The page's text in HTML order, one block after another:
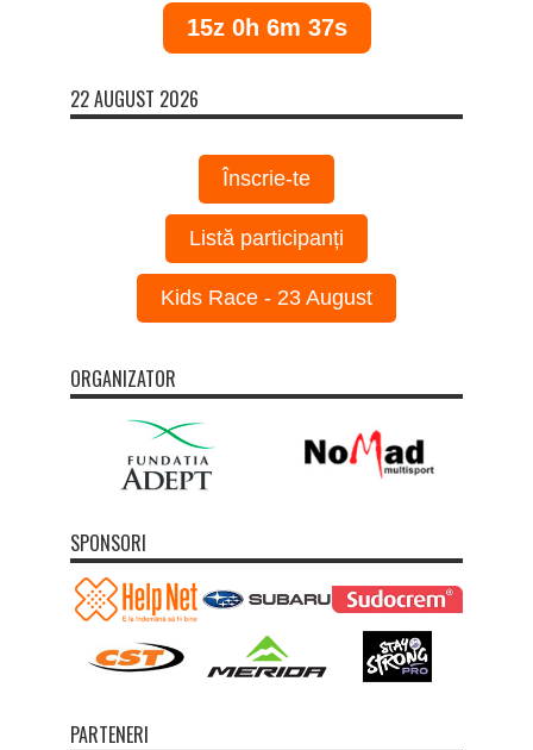
15z 0h 6m 37s
22 AUGUST 2026
Înscrie-te
Listă participanți
Kids Race - 23 August
ORGANIZATOR
SPONSORI
PARTENERI